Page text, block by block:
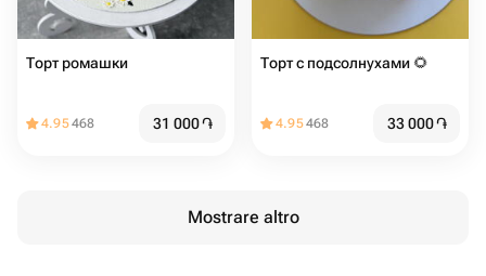
Торт ромашки
4.95468 31 000֏
Торт с подсолнухами 🌻
4.95468 33 000֏
Mostrare altro